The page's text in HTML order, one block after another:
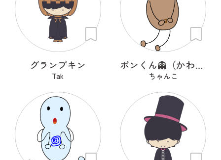
グランプキン
Tak
ポンくん👻（かわいいオバケ）
ちゃんこ